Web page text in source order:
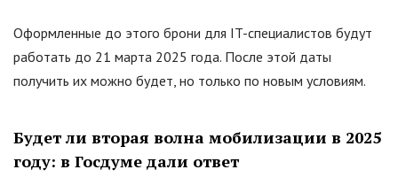
Оформленные до этого брони для IT-специалистов будут
работать до 21 марта 2025 года. После этой даты
получить их можно будет, но только по новым условиям.
Будет ли вторая волна мобилизации в 2025
году: в Госдуме дали ответ